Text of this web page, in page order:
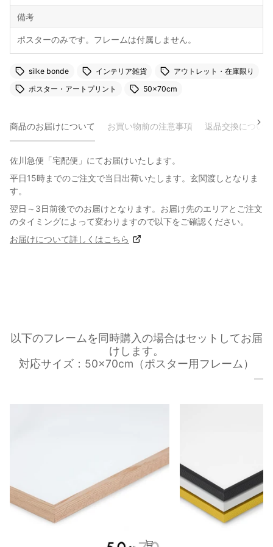
備考
ポスターのみです。フレームは付属しません。
silke bonde インテリア雑貨
アウトレット・在庫限り
ポスター・アートプリント
50×70cm
商品のお届けについて お買い物前の注意事項 返品交換について
佐川急便「宅配便」にてお届けいたします。
平日15時までのご注文で当日出荷いたします。玄関渡しとなりま
す。
翌日～3日前後でのお届けとなります。お届け先のエリアとご注文
のタイミングによって変わりますので以下をご確認ください。
お届けについて詳しくはこちら
以下のフレームを同時購入の場合はセットしてお届
けします。
対応サイズ：50×70cm（ポスター用フレーム）